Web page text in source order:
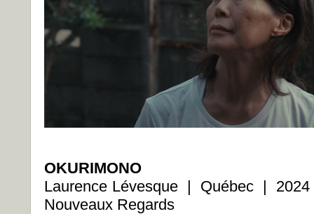
OKURIMONO
Laurence Lévesque | Québec |
Nouveaux Regards